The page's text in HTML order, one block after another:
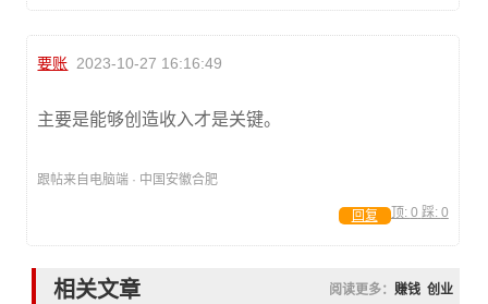
要账 2023-10-27 16:16:49
主要是能够创造收入才是关键。
跟帖来自电脑端 · 中国安徽合肥
顶: 0 踩: 0
回复
相关文章 阅读更多： 赚钱 创业